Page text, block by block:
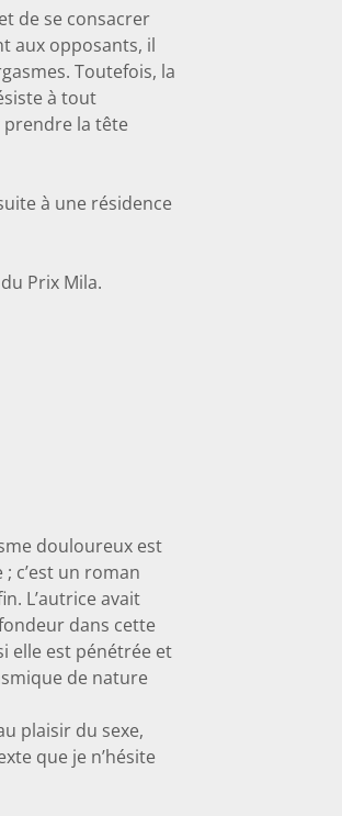
de se consacrer
aux opposants, il
Toutefois, la
à tout
la tête
à une résidence
Prix Mila.
douloureux est
c’est un roman
L’autrice avait
dans cette
elle est pénétrée et
de nature
plaisir du sexe,
que je n’hésite